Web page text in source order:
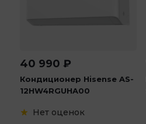
40 990 ₽
Кондиционер Hisense AS-
12HW4RGUHA00
Нет оценок